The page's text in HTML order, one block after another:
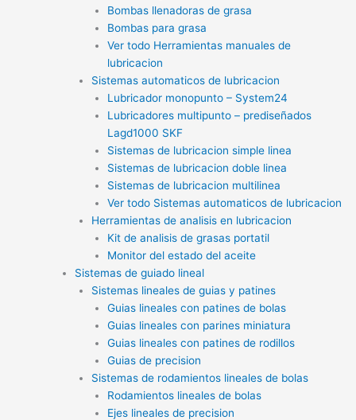
Bombas llenadoras de grasa
Bombas para grasa
Ver todo Herramientas manuales de
lubricacion
Sistemas automaticos de lubricacion
Lubricador monopunto – System24
Lubricadores multipunto – prediseñados
Lagd1000 SKF
Sistemas de lubricacion simple linea
Sistemas de lubricacion doble linea
Sistemas de lubricacion multilinea
Ver todo Sistemas automaticos de lubricacion
Herramientas de analisis en lubricacion
Kit de analisis de grasas portatil
Monitor del estado del aceite
Sistemas de guiado lineal
Sistemas lineales de guias y patines
Guias lineales con patines de bolas
Guias lineales con parines miniatura
Guias lineales con patines de rodillos
Guias de precision
Sistemas de rodamientos lineales de bolas
Rodamientos lineales de bolas
Ejes lineales de precision